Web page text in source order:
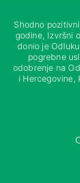
Shodno
godine, Izvršni
donio je
pogrebne
odobrenje na
i Hercegovine,